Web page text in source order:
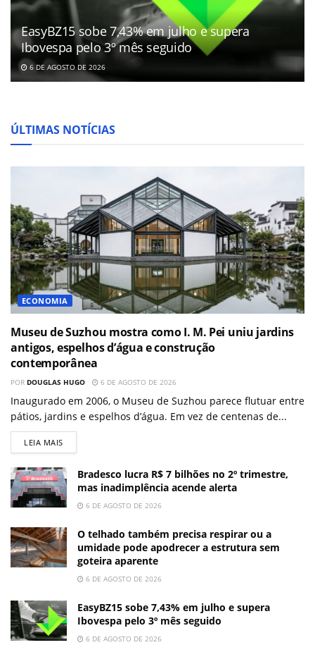
EasyBZ15 sobe 7,43% em julho e supera
Ibovespa pelo 3º mês seguido
6 DE AGOSTO DE 2026
ÚLTIMAS NOTÍCIAS
ECONOMIA
Museu de Suzhou mostra como I. M. Pei uniu jardins
antigos, espelhos d’água e construção
contemporânea
POR DOUGLAS HUGO 6 DE AGOSTO DE 2026
Inaugurado em 2006, o Museu de Suzhou parece flutuar entre
pátios, jardins e espelhos d’água. Em vez de centenas de...
LEIA MAIS
Bradesco lucra R$ 7 bilhões no 2º trimestre,
mas inadimplência acende alerta
6 DE AGOSTO DE 2026
O telhado também precisa respirar ou a
umidade pode apodrecer a estrutura sem
goteira aparente
6 DE AGOSTO DE 2026
EasyBZ15 sobe 7,43% em julho e supera
Ibovespa pelo 3º mês seguido
6 DE AGOSTO DE 2026